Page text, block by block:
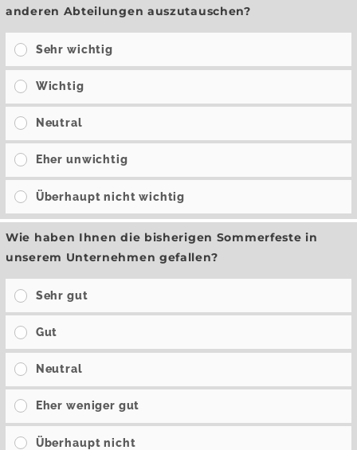
anderen Abteilungen auszutauschen?
Sehr wichtig
Wichtig
Neutral
Eher unwichtig
Überhaupt nicht wichtig
Wie haben Ihnen die bisherigen Sommerfeste in
unserem Unternehmen gefallen?
Sehr gut
Gut
Neutral
Eher weniger gut
Überhaupt nicht